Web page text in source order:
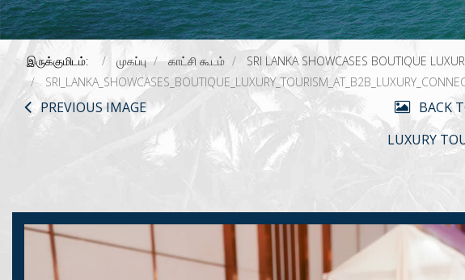
இருக்குமிடம்: முகப்பு காட்சி கூடம்
SRI LANKA SHOWCASES BOUTIQUE
PREVIOUS IMAGE
BACK
LUXURY